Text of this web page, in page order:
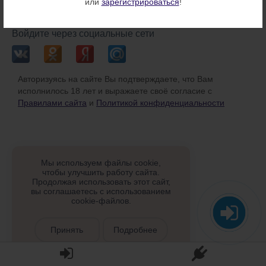
Войдите через социальные сети
Авторизуясь на сайте Вы подтверждаете, что Вам
исполнилось 18 лет и выражаете своё согласие с
Правилами сайта и Политикой конфиденциальности
Мы используем файлы cookie,
чтобы улучшить работу сайта.
Продолжая использовать этот сайт,
вы соглашаетесь с использованием
cookie-файлов.
Принять Подробнее